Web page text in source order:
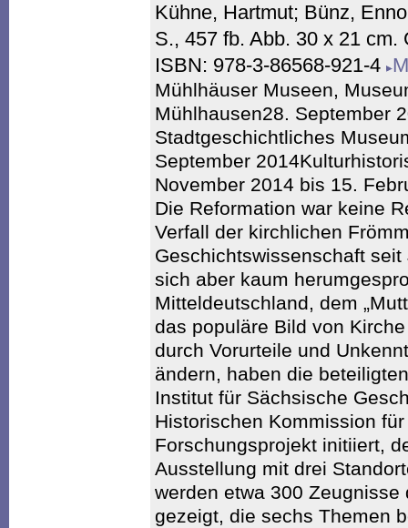
Kühne, Hartmut; Bünz,
S., 457 fb. Abb. 30 x 21
ISBN: 978-3-86568-921-4
Mühlhäuser Museen,
Mühlhausen28. September
Stadtgeschichtliches
September
November 2014 bis 15.
Die Reformation war keine
Verfall der kirchlichen
Geschichtswissenschaft
sich aber kaum
Mitteldeutschland, dem
das populäre Bild von
durch Vorurteile und
ändern, haben die
Institut für Sächsische
Historischen Kommission
Forschungsprojekt initiiert,
Ausstellung mit drei
werden etwa 300
gezeigt, die sechs Themen